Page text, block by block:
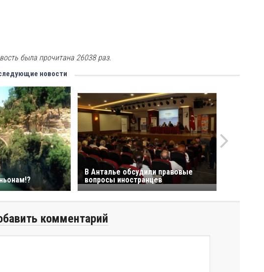
была прочитана 26038 раз.
новости
В Анталье обсудили правовые
вопросы иностранцев
комментарий